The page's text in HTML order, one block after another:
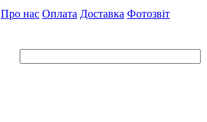
Про нас Оплата Доставка Фотозвіт